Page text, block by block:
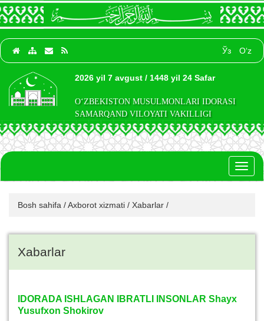
Ўз O‘z
2026 yil 7 avgust / 1448 yil 24 Safar
O‘ZBEKISTON MUSULMONLARI IDORASI
SAMARQAND VILOYATI VAKILLIGI
Bosh sahifa /Axborot xizmati / Xabarlar /
Xabarlar
IDORADA ISHLAGAN IBRATLI INSONLAR Shayx
Yusufxon Shokirov